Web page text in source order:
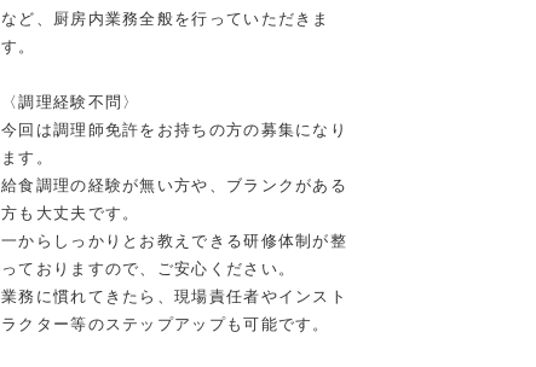
など、厨房内業務全般を行っていただきま
す。
〈調理経験不問〉
今回は調理師免許をお持ちの方の募集になり
ます。
給食調理の経験が無い方や、ブランクがある
方も大丈夫です。
一からしっかりとお教えできる研修体制が整
っておりますので、ご安心ください。
業務に慣れてきたら、現場責任者やインスト
ラクター等のステップアップも可能です。